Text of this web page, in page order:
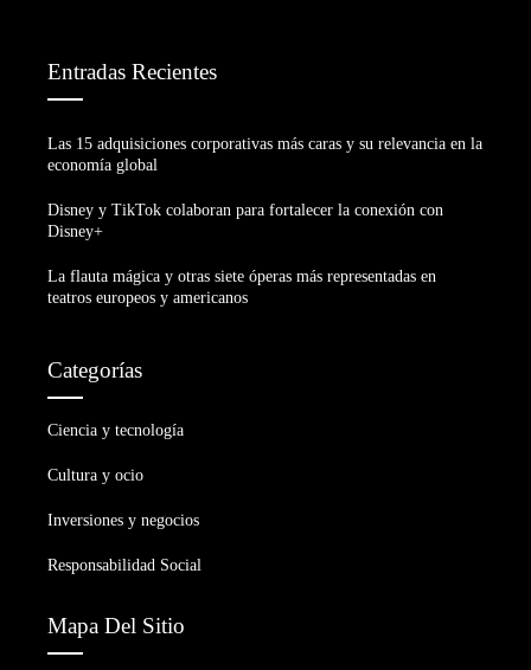
Entradas Recientes
Las 15 adquisiciones corporativas más caras y su relevancia en la
economía global
Disney y TikTok colaboran para fortalecer la conexión con
Disney+
La flauta mágica y otras siete óperas más representadas en
teatros europeos y americanos
Categorías
Ciencia y tecnología
Cultura y ocio
Inversiones y negocios
Responsabilidad Social
Mapa Del Sitio